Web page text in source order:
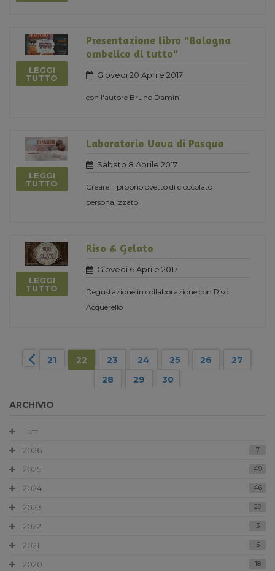
LEGGI
TUTTO
Presentazione libro "Bologna
ombelico di tutto"
Giovedi 20 Aprile 2017
con l'autore Bruno Damini
LEGGI
TUTTO
Laboratorio Uova di Pasqua
Sabato 8 Aprile 2017
Creare il proprio ovetto di cioccolato
personalizzato!
LEGGI
TUTTO
Riso & Gelato
Giovedi 6 Aprile 2017
Degustazione in collaborazione con Riso
Acquerello
21 22 23 24 25 26
27
28
29 30
ARCHIVIO
Tutti
2026
7
2025 49
2024 46
2023 29
2022 3
2021 5
2020 18